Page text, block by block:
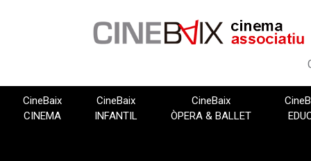
CineBaix
CINEMA
CineBaix
INFANTIL
CineBaix
ÒPERA & BALLET